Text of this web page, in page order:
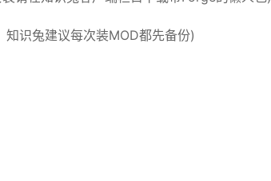
识兔建议每次装MOD都先备份)